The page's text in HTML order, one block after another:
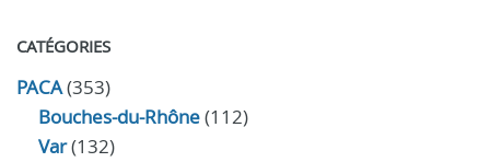
CATÉGORIES
PACA(353)
Bouches-du-Rhône(112)
Var(132)